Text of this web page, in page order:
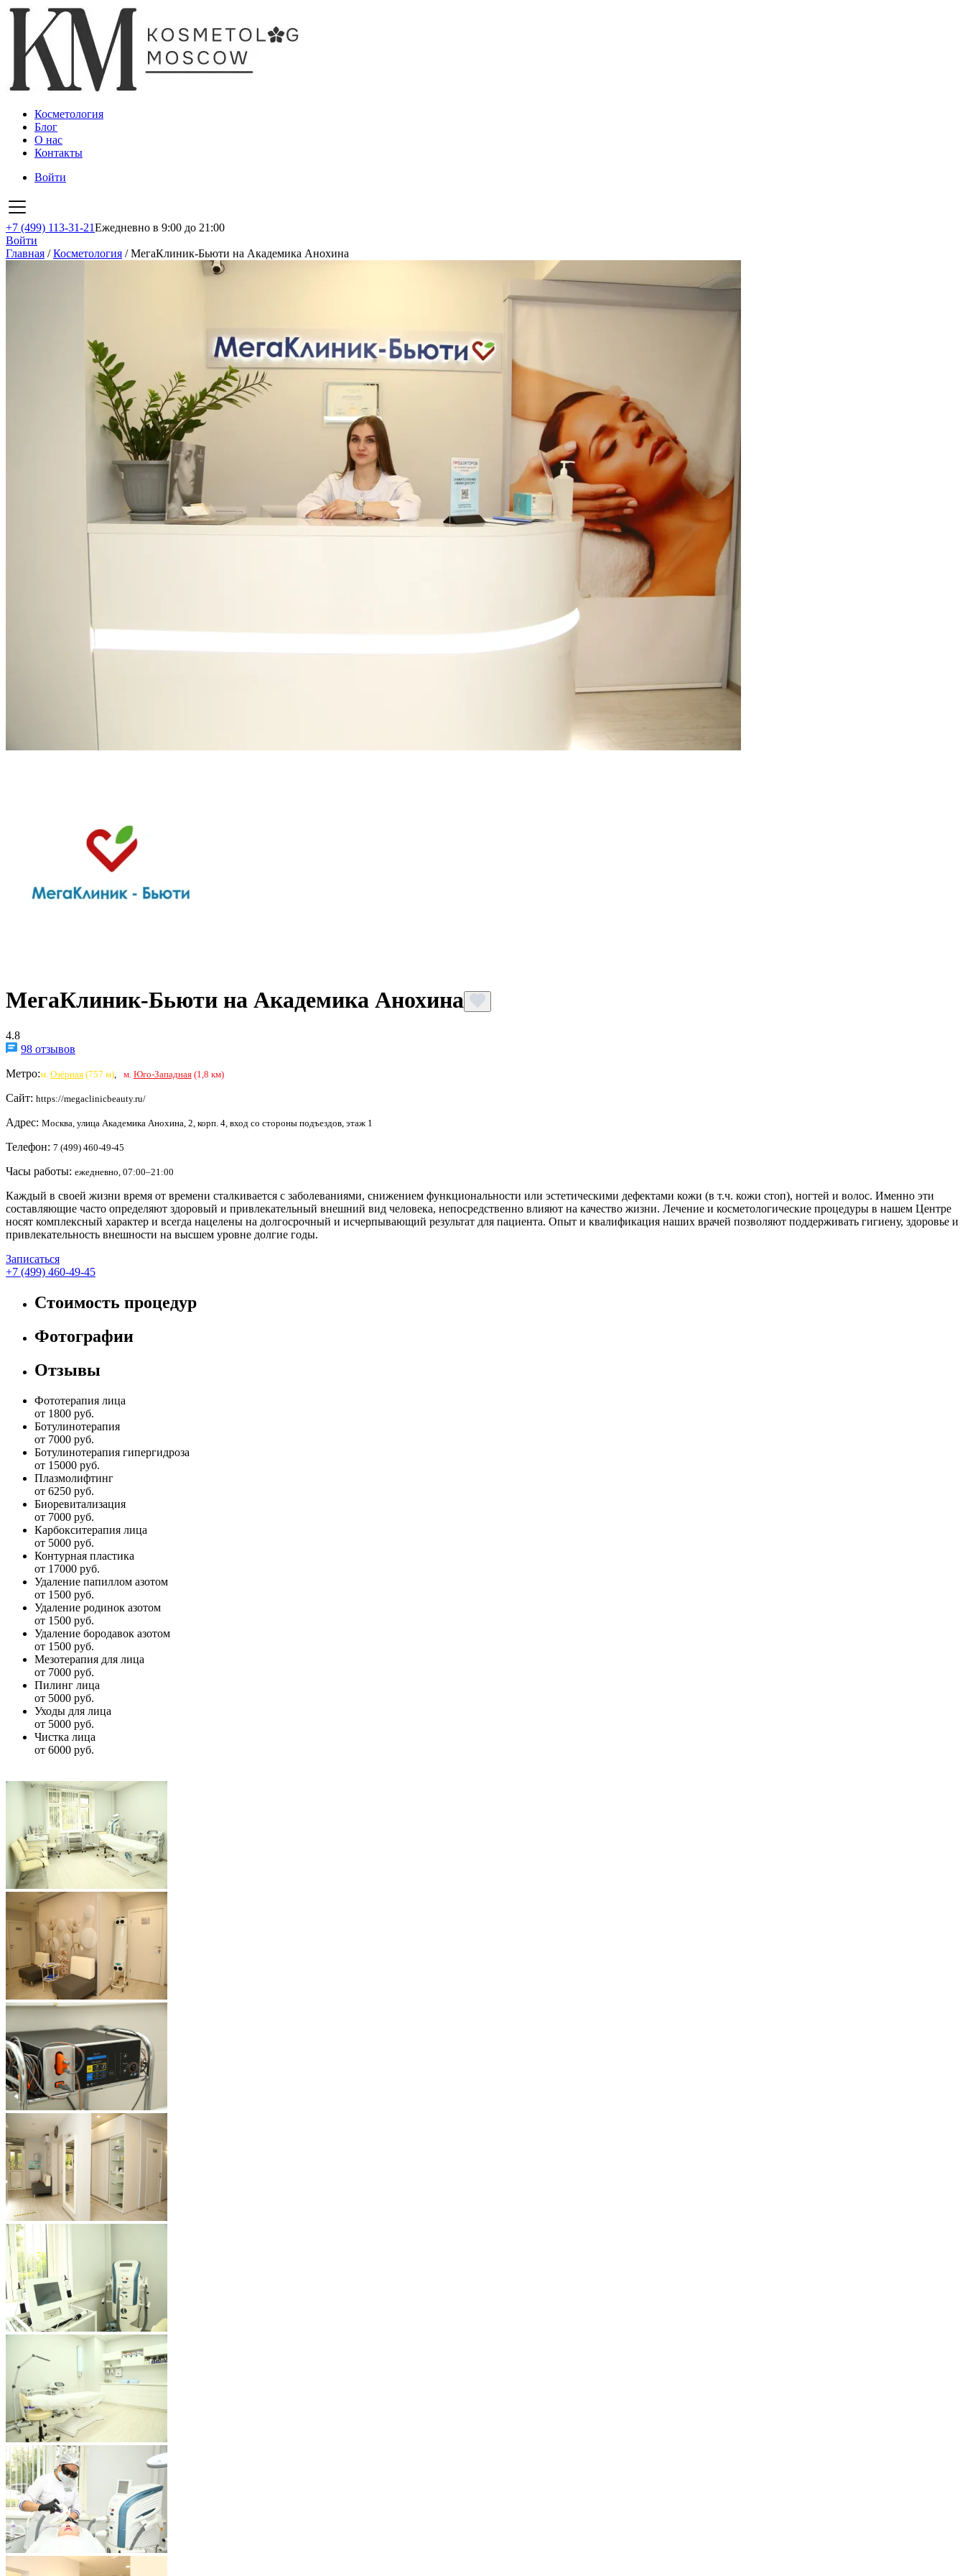
Косметология
Блог
О нас
Контакты
Войти
+7 (499) 113-31-21Ежедневно в 9:00 до 21:00
Войти
Главная /Косметология /МегаКлиник-Бьюти на Академика Анохина
МегаКлиник-Бьюти на Академика Анохина
4.8
98 отзывов
Метро:м. Озёрная (757 м) м. Юго-Западная(1,8 км)
Сайт: https://megaclinicbeauty.ru/
Адрес: Москва, улица Академика Анохина, 2, корп. 4, вход со стороны подъездов, этаж 1
Телефон: 7 (499) 460-49-45
Часы работы: ежедневно, 07:00–21:00
Каждый в своей жизни время от времени сталкивается с заболеваниями, снижением функциональности или эстетическими дефектами кожи (в т.ч. кожи стоп), ногтей и волос. Именно эти
составляющие часто определяют здоровый и привлекательный внешний вид человека, непосредственно влияют на качество жизни. Лечение и косметологические процедуры в нашем Центре
носят комплексный характер и всегда нацелены на долгосрочный и исчерпывающий результат для пациента. Опыт и квалификация наших врачей позволяют поддерживать гигиену, здоровье и
привлекательность внешности на высшем уровне долгие годы.
Записаться
+7 (499) 460-49-45
Стоимость процедур
Фотографии
Отзывы
Фототерапия лица
от 1800 руб.
Ботулинотерапия
от 7000 руб.
Ботулинотерапия гипергидроза
от 15000 руб.
Плазмолифтинг
от 6250 руб.
Биоревитализация
от 7000 руб.
Карбокситерапия лица
от 5000 руб.
Контурная пластика
от 17000 руб.
Удаление папиллом азотом
от 1500 руб.
Удаление родинок азотом
от 1500 руб.
Удаление бородавок азотом
от 1500 руб.
Мезотерапия для лица
от 7000 руб.
Пилинг лица
от 5000 руб.
Уходы для лица
от 5000 руб.
Чистка лица
от 6000 руб.